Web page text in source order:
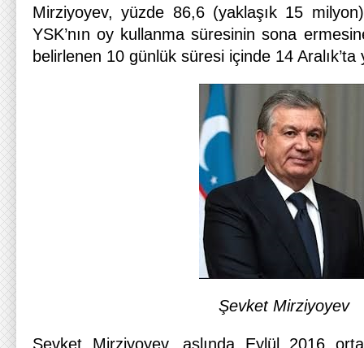
Mirziyoyev, yüzde 86,6 (yaklaşık 15
YSK’nın oy kullanma süresinin sona
belirlenen 10 günlük süresi içinde 14
Şevket Mirziyoyev
Şevket Mirziyoyev, aslında Eylül 2016